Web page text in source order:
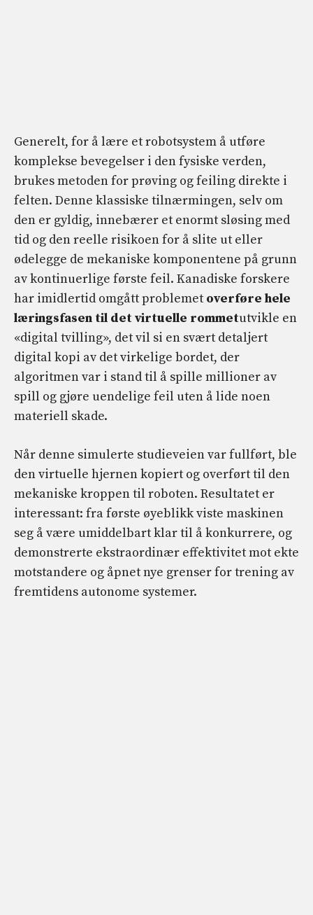
Generelt, for å lære et robotsystem å utføre
komplekse bevegelser i den fysiske verden,
brukes metoden for prøving og feiling direkte i
felten. Denne klassiske tilnærmingen, selv om
den er gyldig, innebærer et enormt sløsing med
tid og den reelle risikoen for å slite ut eller
ødelegge de mekaniske komponentene på grunn
av kontinuerlige første feil. Kanadiske forskere
har imidlertid omgått problemet overføre hele
læringsfasen til det virtuelle rommetutvikle en
«digital tvilling», det vil si en svært detaljert
digital kopi av det virkelige bordet, der
algoritmen var i stand til å spille millioner av
spill og gjøre uendelige feil uten å lide noen
materiell skade.
Når denne simulerte studieveien var fullført, ble
den virtuelle hjernen kopiert og overført til den
mekaniske kroppen til roboten. Resultatet er
interessant: fra første øyeblikk viste maskinen
seg å være umiddelbart klar til å konkurrere, og
demonstrerte ekstraordinær effektivitet mot ekte
motstandere og åpnet nye grenser for trening av
fremtidens autonome systemer.